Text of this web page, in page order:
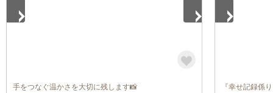
手をつなぐ温かさを大切に残します📸 『幸せ記録係